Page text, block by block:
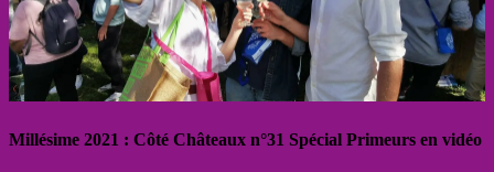
Millésime 2021 : Côté Châteaux n°31 Spécial Primeurs en vidéo